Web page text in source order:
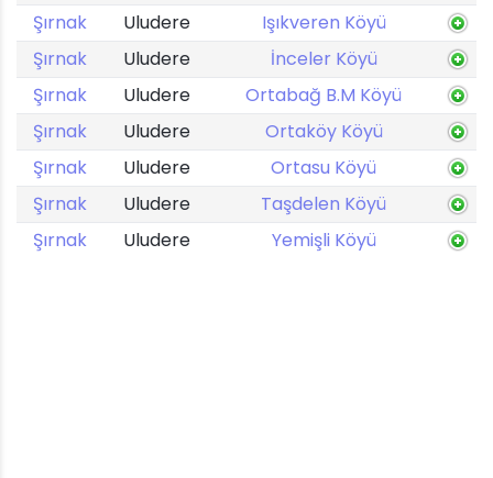
Şırnak
Uludere
Işıkveren Köyü
Şırnak
Uludere
İnceler Köyü
Şırnak
Uludere
Ortabağ B.M Köyü
Şırnak
Uludere
Ortaköy Köyü
Şırnak
Uludere
Ortasu Köyü
Şırnak
Uludere
Taşdelen Köyü
Şırnak
Uludere Yemişli Köyü